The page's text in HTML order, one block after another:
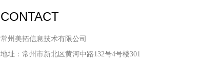
CONTACT
常州美拓信息技术有限公司
地址：常州市新北区黄河中路132号4号楼301